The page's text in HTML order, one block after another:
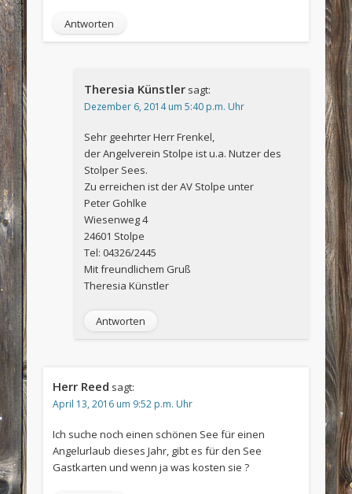
Antworten
Theresia Künstler sagt:
Dezember 6, 2014 um 5:40 p.m. Uhr
Sehr geehrter Herr Frenkel,
der Angelverein Stolpe ist u.a. Nutzer des
Stolper Sees.
Zu erreichen ist der AV Stolpe unter
Peter Gohlke
Wiesenweg 4
24601 Stolpe
Tel: 04326/2445
Mit freundlichem Gruß
Theresia Künstler
Antworten
Herr Reed sagt:
April 13, 2016 um 9:52 p.m. Uhr
Ich suche noch einen schönen See für einen
Angelurlaub dieses Jahr, gibt es für den See
Gastkarten und wenn ja was kosten sie ?